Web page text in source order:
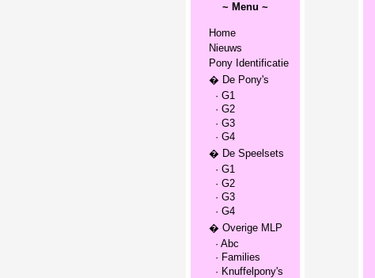
~ Menu ~
Home
Nieuws
Pony Identificatie
� De Pony's
· G1
· G2
· G3
· G4
� De Speelsets
· G1
· G2
· G3
· G4
� Overige MLP
· Abc
· Families
· Knuffelpony's